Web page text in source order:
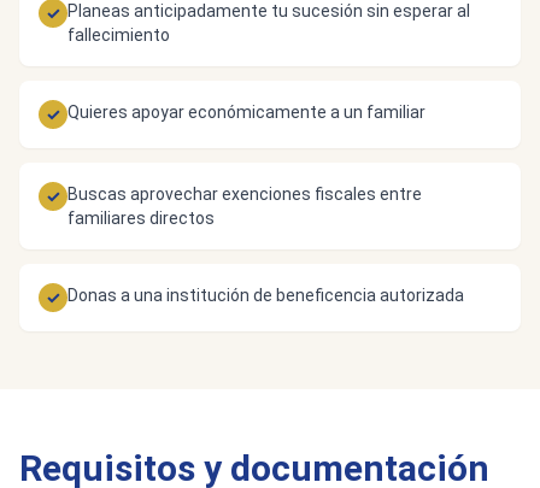
✓ Planeas anticipadamente tu sucesión sin esperar al
fallecimiento
✓ Quieres apoyar económicamente a un familiar
✓ Buscas aprovechar exenciones fiscales entre
familiares directos
✓ Donas a una institución de beneficencia autorizada
Requisitos y documentación